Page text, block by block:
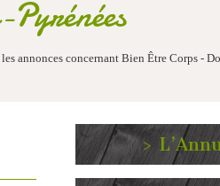
annonces concernant Bien Être Corps -
>